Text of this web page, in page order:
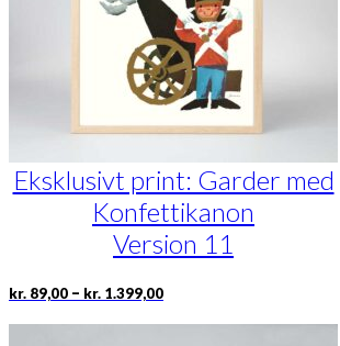
Eksklusivt print: Garder med
Konfettikanon
Version 11
kr. 89,00 – kr. 1.399,00Prisinterval:
til
Dette